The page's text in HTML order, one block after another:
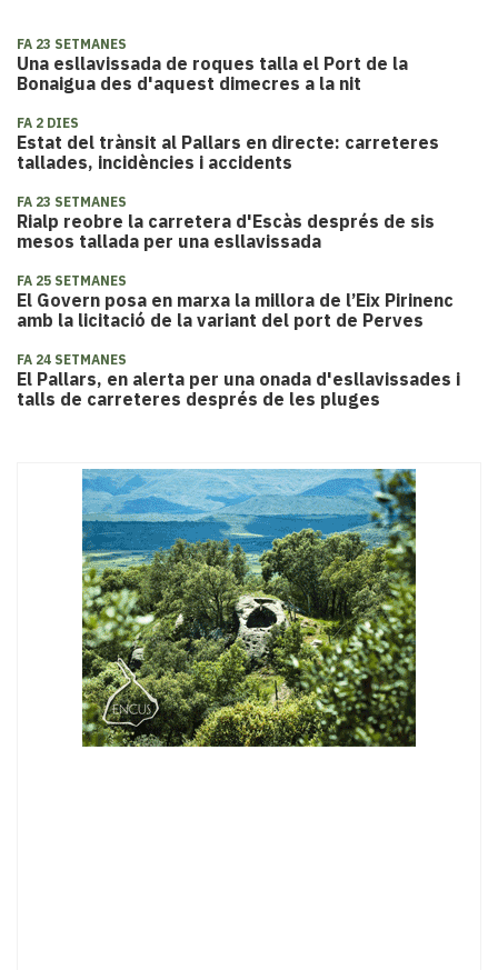
FA 23 SETMANES
​Una esllavissada de roques talla el Port de la
Bonaigua des d'aquest dimecres a la nit
FA 2 DIES
Estat del trànsit al Pallars en directe: carreteres
tallades, incidències i accidents
FA 23 SETMANES
Rialp reobre la carretera d'Escàs després de sis
mesos tallada per una esllavissada
FA 25 SETMANES
El Govern posa en marxa la millora de l’Eix Pirinenc
amb la licitació de la variant del port de Perves
FA 24 SETMANES
El Pallars, en alerta per una onada d'esllavissades i
talls de carreteres després de les pluges